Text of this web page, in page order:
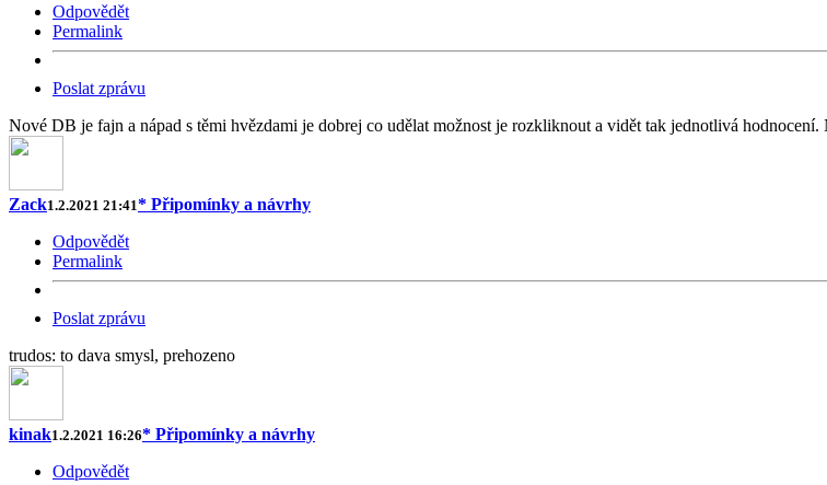
Odpovědět
Permalink
Poslat zprávu
Nové DB je fajn a nápad s těmi hvězdami je dobrej co udělat možnost je rozkliknout a vidět tak jednotlivá
Zack1.2.2021 21:41* Připomínky a návrhy
Odpovědět
Permalink
Poslat zprávu
trudos: to dava smysl, prehozeno
kinak1.2.2021 16:26* Připomínky a návrhy
Odpovědět